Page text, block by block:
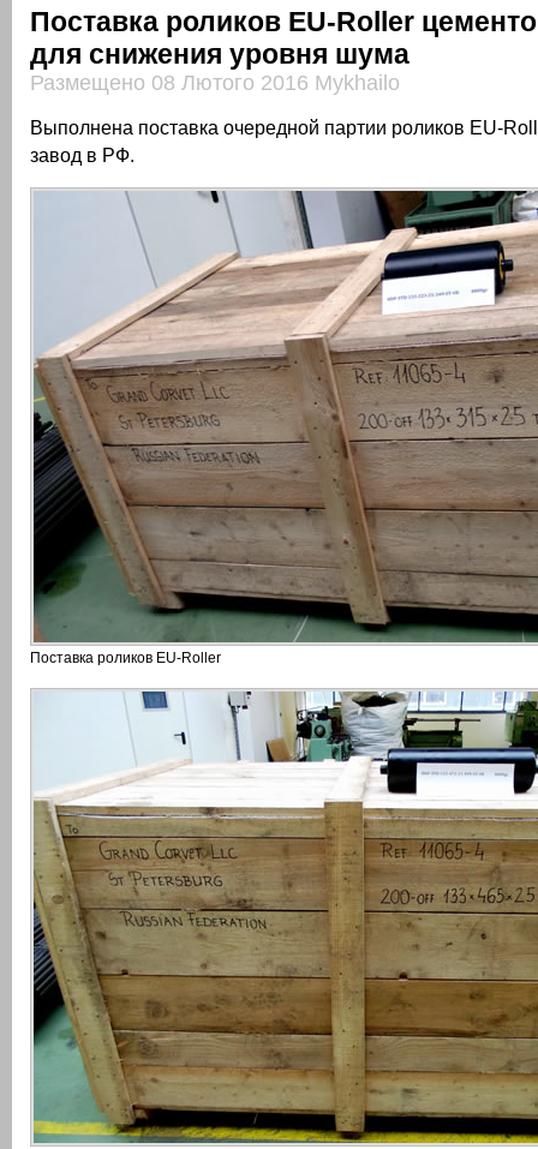
Поставка роликов EU-Roller
для снижения уровня шума
Размещено 08 Лютого 2016 Mykhailo
Выполнена поставка очередной партии роликов EU-
завод в РФ.
Поставка роликов EU-Roller